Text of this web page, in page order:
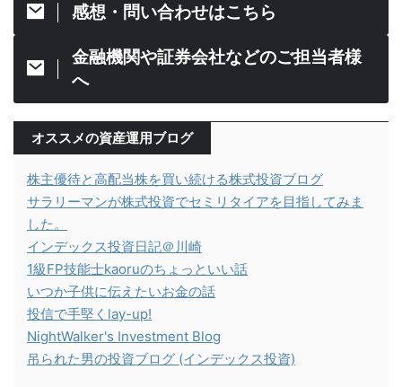
感想・問い合わせはこちら
金融機関や証券会社などのご担当者様
へ
オススメの資産運用ブログ
株主優待と高配当株を買い続ける株式投資ブログ
サラリーマンが株式投資でセミリタイアを目指してみま
した。
インデックス投資日記＠川崎
1級FP技能士kaoruのちょっといい話
いつか子供に伝えたいお金の話
投信で手堅くlay-up!
NightWalker's Investment Blog
吊られた男の投資ブログ (インデックス投資)